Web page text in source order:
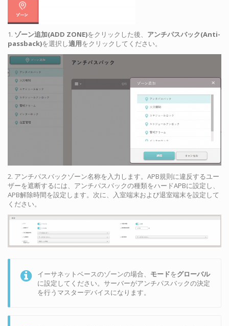
1. ゾーン追加(ADD ZONE)をクリックした後、 アンチパスバック(Anti-
passback)を選択し適用をクリックしてください。
2. アンチパスバックゾーン名称を入力します。APB規則に違反するユー
ザーを遮断するには、アンチパスバックの種類をハードAPBに設定し、
APB解除時間を設定します。次に、入室端末および退室端末を設定して
ください。
イーサネットベースのゾーンの場合、 モードをグローバル
に設定してください。サーバーがアンチパスバックの決定
を行うマスターデバイスになります。